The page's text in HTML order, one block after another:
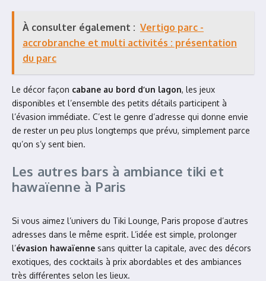
À consulter également : Vertigo parc -
accrobranche et multi activités​ : présentation
du parc
Le décor façon cabane au bord d’un lagon, les jeux
disponibles et l’ensemble des petits détails participent à
l’évasion immédiate. C’est le genre d’adresse qui donne envie
de rester un peu plus longtemps que prévu, simplement parce
qu’on s’y sent bien.
Les autres bars à ambiance tiki et
hawaïenne à Paris
Si vous aimez l’univers du Tiki Lounge, Paris propose d’autres
adresses dans le même esprit. L’idée est simple, prolonger
l’évasion hawaïenne sans quitter la capitale, avec des décors
exotiques, des cocktails à prix abordables et des ambiances
très différentes selon les lieux.